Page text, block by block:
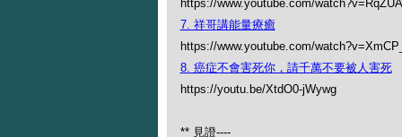
https://www.youtube.com/
7. 祥哥講能量療癒
https://www.youtube.com/
8. 癌症不會害死你，請千萬不要被人害死
https://youtu.be/XtdO0-jWywg
** 見證----